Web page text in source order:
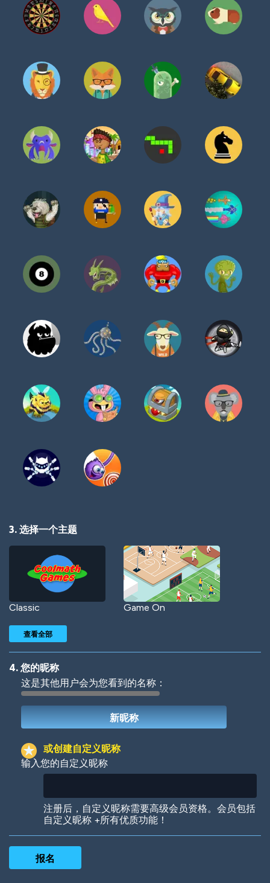
3. 选择一个主题
Classic Game On
Woof Jungle Cats
查看全部
4. 您的昵称
这是其他用户会为您看到的名称：
或创建自定义昵称
输入您的自定义昵称
注册后，自定义昵称需要高级会员资格。会员包括
自定义昵称 +所有优质功能！